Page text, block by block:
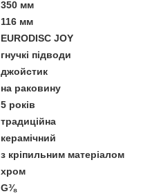
350 мм
116 мм
EURODISC JOY
гнучкі підводи
джойстик
на раковину
5 років
традиційна
керамічний
з кріпильним матеріалом
хром
G⅜